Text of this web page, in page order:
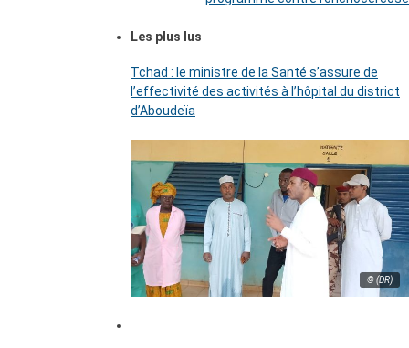
Les plus lus
Tchad : le ministre de la Santé s’assure de
l’effectivité des activités à l’hôpital du district
d’Aboudeïa
© (DR)